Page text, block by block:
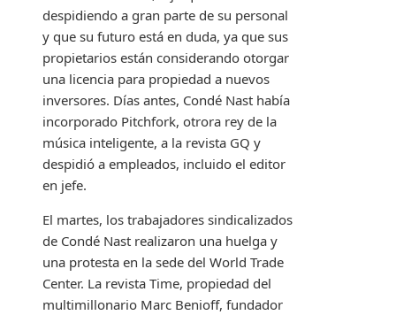
despidiendo a gran parte de su personal
y que su futuro está en duda, ya que sus
propietarios están considerando otorgar
una licencia para propiedad a nuevos
inversores. Días antes, Condé Nast había
incorporado Pitchfork, otrora rey de la
música inteligente, a la revista GQ y
despidió a empleados, incluido el editor
en jefe.
El martes, los trabajadores sindicalizados
de Condé Nast realizaron una huelga y
una protesta en la sede del World Trade
Center. La revista Time, propiedad del
multimillonario Marc Benioff, fundador